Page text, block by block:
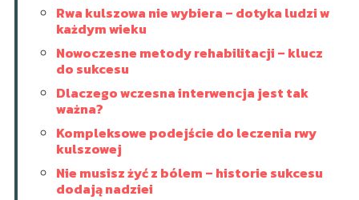
Rwa kulszowa nie wybiera – dotyka ludzi w
każdym wieku
Nowoczesne metody rehabilitacji – klucz
do sukcesu
Dlaczego wczesna interwencja jest tak
ważna?
Kompleksowe podejście do leczenia rwy
kulszowej
Nie musisz żyć z bólem – historie sukcesu
dodają nadziei